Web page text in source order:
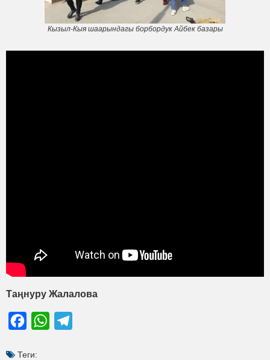
Кызыл-Кыя шаарындагы борбордук Айбек базары
Таңнуру Жалалова
FacebookWhatsApp
Теги: